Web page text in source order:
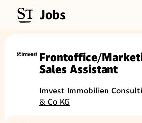
Jobs
Frontoffice/
Sales Assistant
Imvest Immobilien
& Co KG